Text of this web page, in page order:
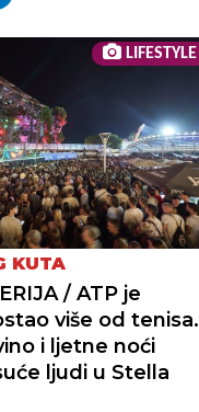
LIFESTYLE
KUTA
/ ATP je
više od tenisa.
i ljetne noći
ljudi u Stella